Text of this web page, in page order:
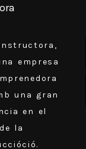
empresa
una gran
en el
la